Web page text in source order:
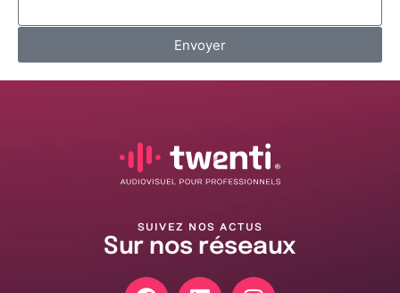
Envoyer
SUIVEZ NOS ACTUS
Sur nos réseaux